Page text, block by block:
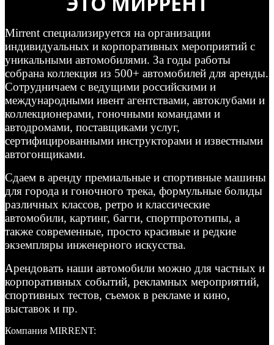
Mirrent специализируется на организации
индивидуальных и корпоративных мероприятий с
уникальными автомобилями. За годы работы
собрана коллекция из 500+ автомобилей для аренды.
Сотрудничаем с ведущими российскими и
международными ивент агентствами, автоклубами и
коллекционерами, гоночными командами и
автодромами, поставщиками услуг,
сертифицированными инструкторами и известными
автогонщиками.
Сдаем в аренду премиальные и спортивные машины
для города и гоночного трека, формульные болиды
различных классов, ретро и классические
автомобили, картинг, багги, спортпрототипы, а
также современные, просто красивые и редкие
экземпляры инженерного искусства.
Арендовать наши автомобили можно для частных и
корпоративных событий, рекламных мероприятий,
спортивных тестов, съемок в рекламе и кино,
выставок и пр.
Компания MIRRENT: